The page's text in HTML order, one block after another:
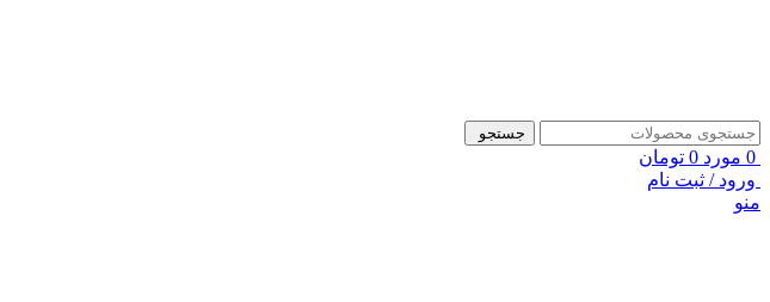
جستجو
0 مورد 0 تومان
ورود / ثبت نام
منو